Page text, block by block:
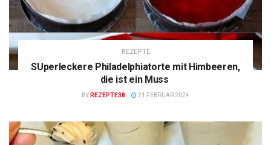
REZEPTE
SUperleckere Philadelphiatorte mit Himbeeren,
die ist ein Muss
BY REZEPTE38 21 FEBRUAR 2024